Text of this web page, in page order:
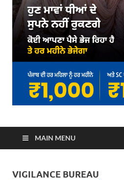
MAIN MENU
VIGILANCE BUREAU